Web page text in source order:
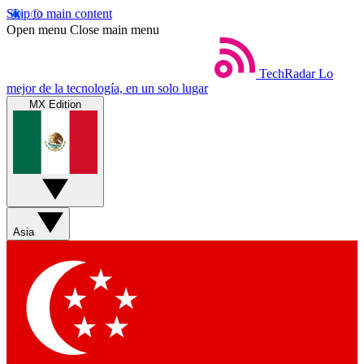
Skip to main content
Open menu Close main menu
TechRadar Lo
mejor de la tecnología, en un solo lugar
MX Edition
Asia